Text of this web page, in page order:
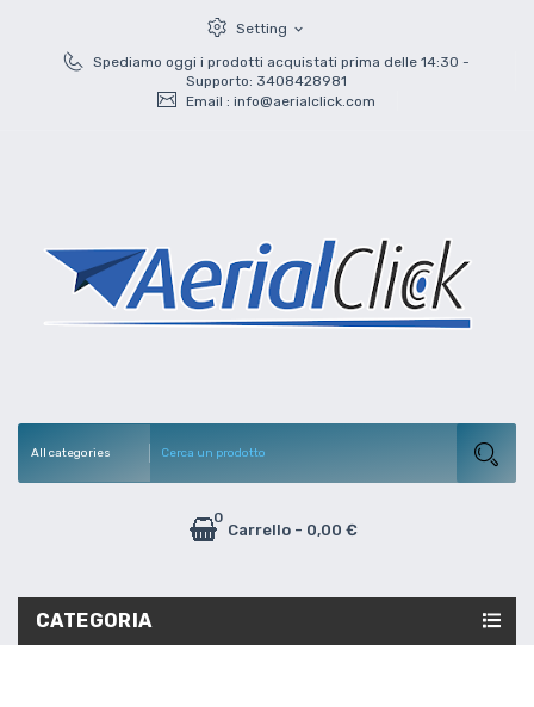
Setting expand_more
Spediamo oggi i prodotti acquistati prima delle 14:30 -
Supporto: 3408428981
Email : info@aerialclick.com
Carrello
0
- 0,00 €
CATEGORIA